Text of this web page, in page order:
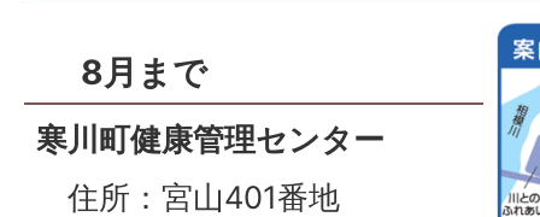
8月まで
寒川町健康管理センター
住所：宮山401番地